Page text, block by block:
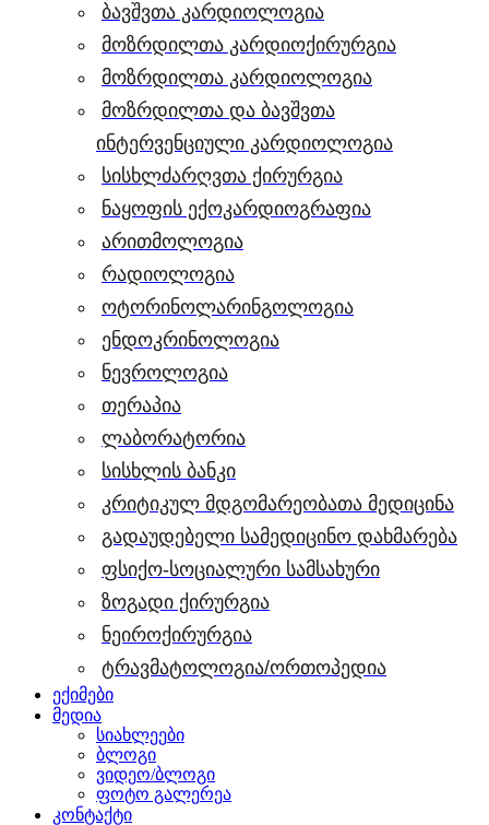
ბავშვთა კარდიოლოგია
მოზრდილთა კარდიოქირურგია
მოზრდილთა კარდიოლოგია
მოზრდილთა და ბავშვთა
ინტერვენციული კარდიოლოგია
სისხლძარღვთა ქირურგია
ნაყოფის ექოკარდიოგრაფია
არითმოლოგია
რადიოლოგია
ოტორინოლარინგოლოგია
ენდოკრინოლოგია
ნევროლოგია
თერაპია
ლაბორატორია
სისხლის ბანკი
კრიტიკულ მდგომარეობათა მედიცინა
გადაუდებელი სამედიცინო დახმარება
ფსიქო-სოციალური სამსახური
ზოგადი ქირურგია
ნეიროქირურგია
ტრავმატოლოგია/ორთოპედია
ექიმები
მედია
სიახლეები
ბლოგი
ვიდეო/ბლოგი
ფოტო გალერეა
კონტაქტი